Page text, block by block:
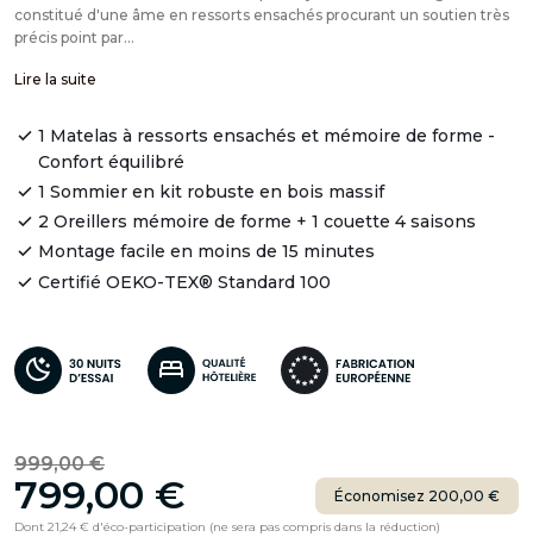
constitué d'une âme en ressorts ensachés procurant un soutien très
précis point par...
Lire la suite
1 Matelas à ressorts ensachés et mémoire de forme -
Confort équilibré
1 Sommier en kit robuste en bois massif
2 Oreillers mémoire de forme + 1 couette 4 saisons
Montage facile en moins de 15 minutes
Certifié OEKO-TEX® Standard 100
999,00 €
799,00 € Économisez 200,00 €
Dont 21,24 € d'éco-participation (ne sera pas compris dans la réduction)